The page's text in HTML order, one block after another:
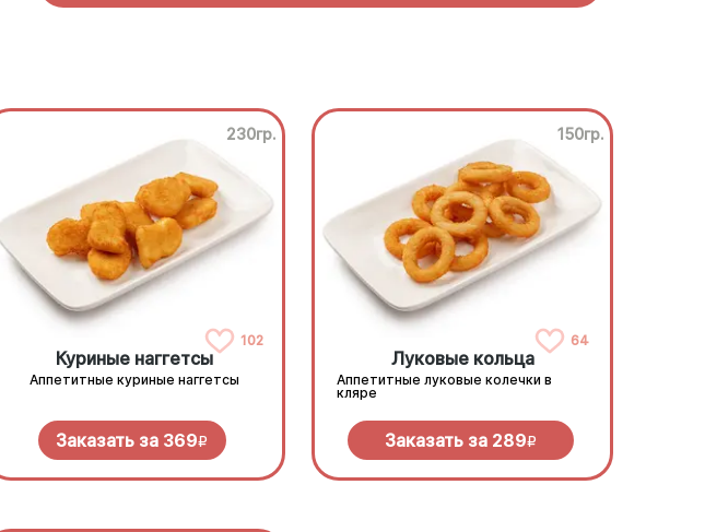
230гр.
102
Куриные наггетсы
Аппетитные куриные наггетсы
Заказать за 369R
150гр.
64
Луковые кольца
Аппетитные луковые колечки в
кляре
Заказать за 289R